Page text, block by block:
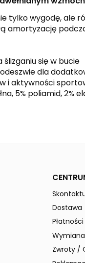
tylko wygodę, ale
amortyzację
się w bucie
dla
i aktywności
5% poliamid, 2%
Dostawa
Płatności
Zwroty /